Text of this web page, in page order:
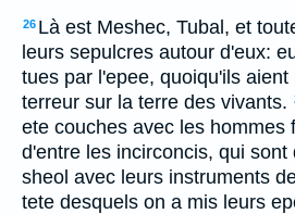
26 Là est Meshec, Tubal, et
leurs sepulcres autour d'eux:
tues par l'epee, quoiqu'ils aient
terreur sur la terre des vivants.
ete couches avec les hommes
d'entre les incirconcis, qui
sheol avec leurs instruments
tete desquels on a mis leurs